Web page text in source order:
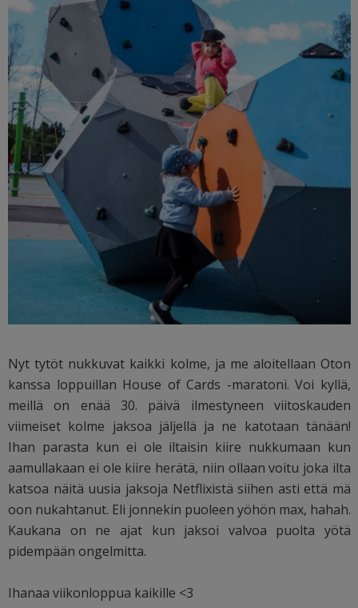
Nyt tytöt nukkuvat kaikki kolme, ja me aloitellaan Oton
kanssa loppuillan House of Cards -maratoni. Voi kyllä,
meillä on enää 30. päivä ilmestyneen viitoskauden
viimeiset kolme jaksoa jäljellä ja ne katotaan tänään!
Ihan parasta kun ei ole iltaisin kiire nukkumaan kun
aamullakaan ei ole kiire herätä, niin ollaan voitu joka ilta
katsoa näitä uusia jaksoja Netflixistä siihen asti että mä
oon nukahtanut. Eli jonnekin puoleen yöhön max, hahah.
Kaukana on ne ajat kun jaksoi valvoa puolta yötä
pidempään ongelmitta.
Ihanaa viikonloppua kaikille <3